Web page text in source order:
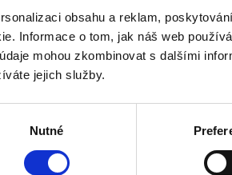
obsahu a reklam,
Informace o tom, jak náš web
mohou zkombinovat s dalšími
jejich služby.
Nutné
potvrzený?